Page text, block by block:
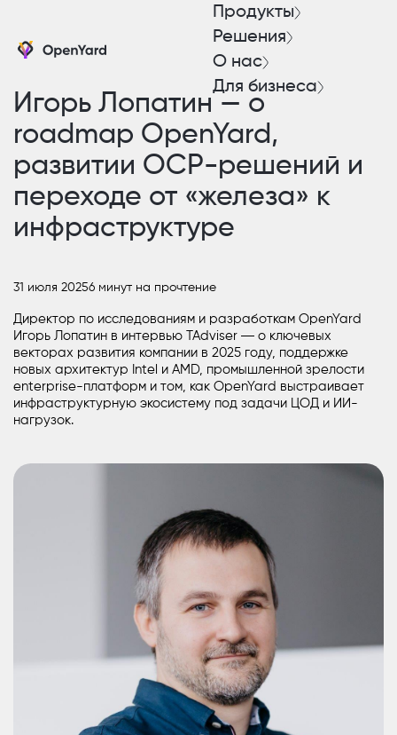
Продукты
Решения
О нас
Для бизнеса
Игорь Лопатин — о
roadmap OpenYard,
развитии OCP-решений и
переходе от «железа» к
инфраструктуре
31 июля 20256 минут на прочтение
Директор по исследованиям и разработкам OpenYard
Игорь Лопатин в интервью TAdviser ― о ключевых
векторах развития компании в 2025 году, поддержке
новых архитектур Intel и AMD, промышленной зрелости
enterprise-платформ и том, как OpenYard выстраивает
инфраструктурную экосистему под задачи ЦОД и ИИ -
нагрузок.